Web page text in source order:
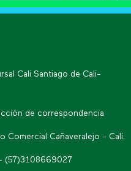
Cali Santiago de Cali-
de correspondencia
Comercial Cañaveralejo - Cali.
(57)3108669027